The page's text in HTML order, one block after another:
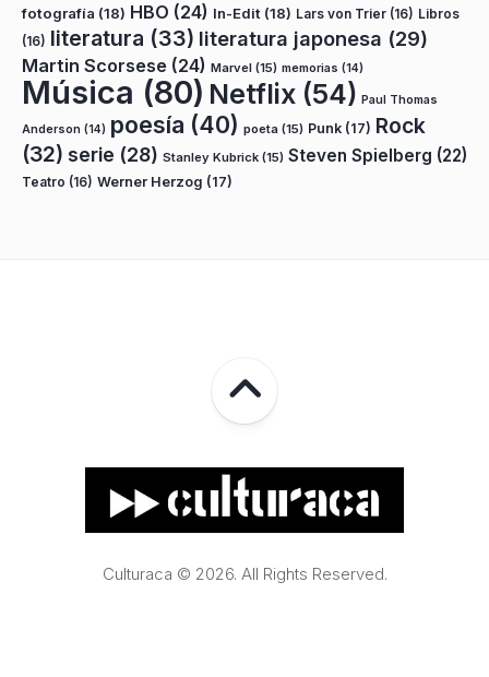
fotografía (18) HBO (24) In-Edit (18) Lars von Trier (16) Libros
(16) literatura (33) literatura japonesa (29)
Martin Scorsese (24) Marvel (15) memorias (14)
Música (80) Netflix (54) Paul Thomas
Anderson (14) poesía (40) poeta (15) Punk (17) Rock
(32) serie (28) Stanley Kubrick (15) Steven Spielberg (22)
Teatro (16) Werner Herzog (17)
Culturaca © 2026. All Rights Reserved.